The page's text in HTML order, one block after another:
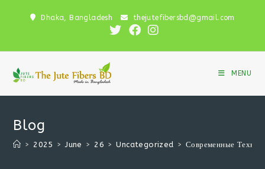
Dhaka, Bangladesh thejutefibersbd@gmail.com
MENU
Blog
> 2025 > June > 26 > Uncategorized > Современные